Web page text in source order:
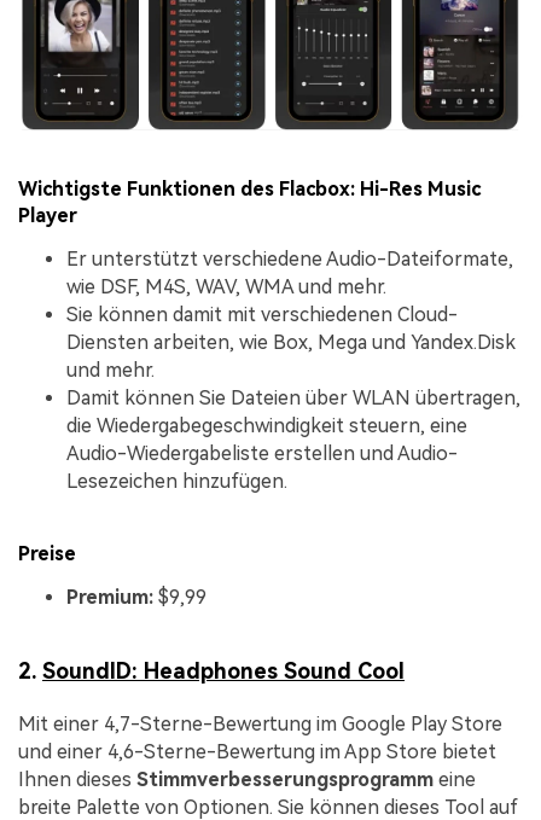
Wichtigste Funktionen des Flacbox: Hi-Res Music
Player
Er unterstützt verschiedene Audio-Dateiformate,
wie DSF, M4S, WAV, WMA und mehr.
Sie können damit mit verschiedenen Cloud-
Diensten arbeiten, wie Box, Mega und Yandex.Disk
und mehr.
Damit können Sie Dateien über WLAN übertragen,
die Wiedergabegeschwindigkeit steuern, eine
Audio-Wiedergabeliste erstellen und Audio-
Lesezeichen hinzufügen.
Preise
Premium: $9,99
2. SoundID: Headphones Sound Cool
Mit einer 4,7-Sterne-Bewertung im Google Play Store
und einer 4,6-Sterne-Bewertung im App Store bietet
Ihnen dieses Stimmverbesserungsprogramm eine
breite Palette von Optionen. Sie können dieses Tool auf